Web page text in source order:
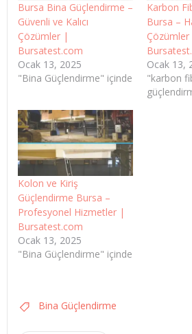
Bursa Bina Güçlendirme –
Güvenli ve Kalıcı
Çözümler |
Bursatest.com
Ocak 13, 2025
"Bina Güçlendirme" içinde
Karbon
Bursa –
Ocak 13,
"karbon
Kolon ve Kiriş
Güçlendirme Bursa –
Profesyonel Hizmetler |
Bursatest.com
Ocak 13, 2025
"Bina Güçlendirme" içinde
Bina Güçlendirme